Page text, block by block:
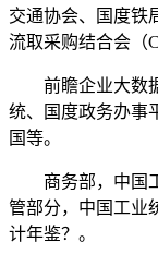
交通协会、国度铁
流取采购结合会（
前瞻企业大数据
统、国度政务办事
国等。
商务部，中国工
管部分，中国工业
计年鉴？。